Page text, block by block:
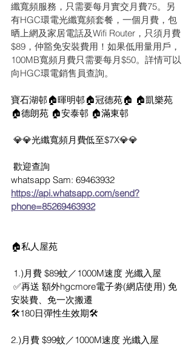
纖寬頻服務，只需要每月實交月費75。另
有HGC環電光纖寬頻套餐，一個月費，包
晒上網及家居電話及Wifi Router，只須月費
$89，仲豁免安裝費用！如果低用量用戶，
100MB寬頻月費只需要每月$50。詳情可以
向HGC環電銷售員查詢。
寶石湖邨🏠暉明邨🏠冠德苑🏠 🏠凱樂苑
🏠德朗苑 🏠安泰邨 🏠滿東邨
💎💎光纖寬頻月費低至$7X💎💎
歡迎查詢
whatsapp Sam: 69463932
https://api.whatsapp.com/send?
phone=85269463932
🏠私人屋苑
1.)月費 $89蚊／1000M速度 光纖入屋
安裝費、免一次搬遷
🛠️180日彈性生效期🛠
2.)月費 $99蚊／1000M速度 光纖入屋